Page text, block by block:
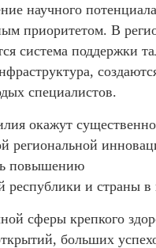
научного потенциала
приоритетом. В
система поддержки
специалистов.
окажут
региональной
повышению
республики и страны
сферы крепкого
больших